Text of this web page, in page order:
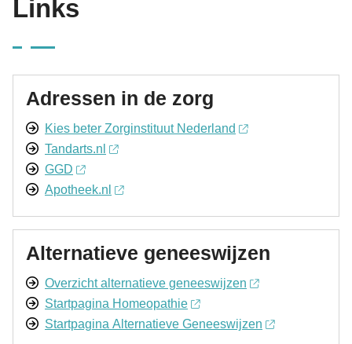
Links
Adressen in de zorg
Kies beter Zorginstituut Nederland
Tandarts.nl
GGD
Apotheek.nl
Alternatieve geneeswijzen
Overzicht alternatieve geneeswijzen
Startpagina Homeopathie
Startpagina Alternatieve Geneeswijzen